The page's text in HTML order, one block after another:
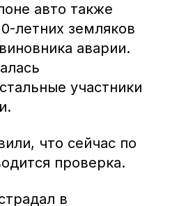
авто также
летних земляков
аварии.
участники
что сейчас по
проверка.
в